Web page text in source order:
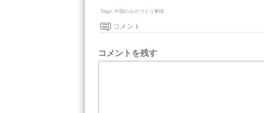
Tags: 中国のものづくり事情
コメント
コメントを残す